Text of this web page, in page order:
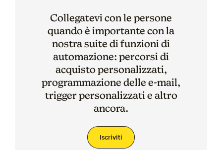
Collegatevi con le persone
quando è importante con la
nostra suite di funzioni di
automazione: percorsi di
acquisto personalizzati,
programmazione delle e-mail,
trigger personalizzati e altro
ancora.
Iscriviti